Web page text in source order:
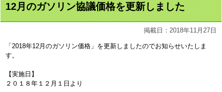
12月のガソリン協議価格を更新しました
掲載日：2018年11月27日
「2018年12月のガソリン価格」を更新しましたのでお知らせいたしま
す。
【実施日】
２０１８年１２月１日より